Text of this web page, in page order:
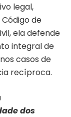
legal,
de
ela defende
integral de
casos de
recíproca.
dos